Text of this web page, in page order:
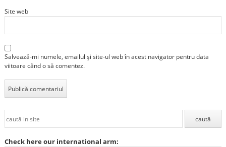
Site web
Salvează-mi numele, emailul și site-ul web în acest navigator pentru data
viitoare când o să comentez.
Check here our international arm: